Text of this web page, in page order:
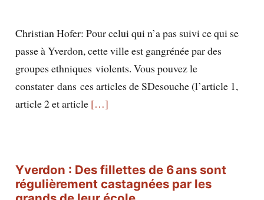
Christian Hofer: Pour celui qui n’a pas suivi ce qui se
passe à Yverdon, cette ville est gangrénée par des
groupes ethniques violents. Vous pouvez le
constater dans ces articles de SDesouche (l’article 1,
article 2 et article […]
Yverdon : Des fillettes de 6 ans sont
régulièrement castagnées par les